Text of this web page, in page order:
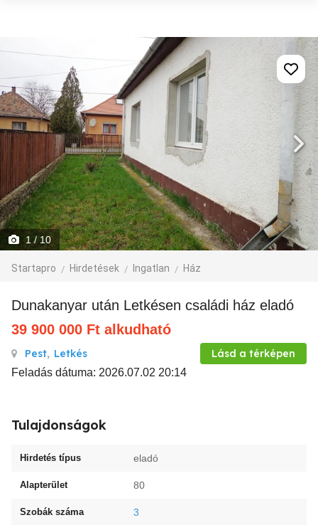
1 / 10
Startapro Hirdetések Ingatlan Ház
Dunakanyar után Letkésen családi ház eladó
39 900 000 Ft alkudható
Pest, Letkés Lásd a térképen
Feladás dátuma: 2026.07.02 20:14
Tulajdonságok
Hirdetés típus eladó
Alapterület 80
Szobák száma 3